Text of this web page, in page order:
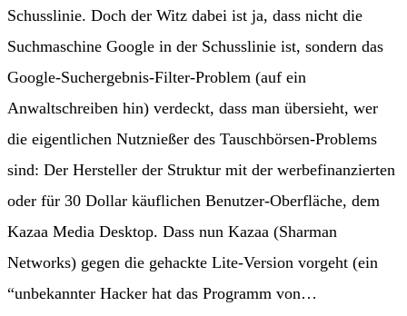
Schusslinie. Doch der Witz dabei ist ja, dass nicht die
Suchmaschine Google in der Schusslinie ist, sondern das
Google-Suchergebnis-Filter-Problem (auf ein
Anwaltschreiben hin) verdeckt, dass man übersieht, wer
die eigentlichen Nutznießer des Tauschbörsen-Problems
sind: Der Hersteller der Struktur mit der werbefinanzierten
oder für 30 Dollar käuflichen Benutzer-Oberfläche, dem
Kazaa Media Desktop. Dass nun Kazaa (Sharman
Networks) gegen die gehackte Lite-Version vorgeht (ein
“unbekannter Hacker hat das Programm von…